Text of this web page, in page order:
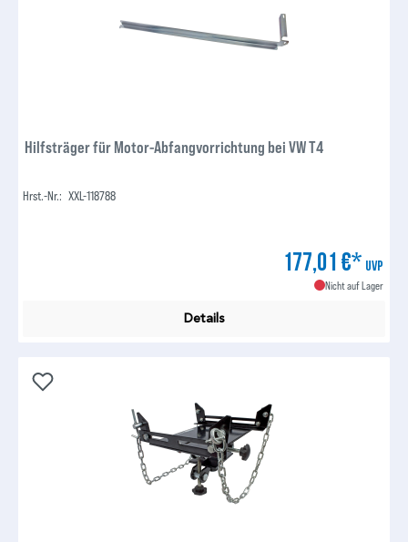
Hilfsträger für Motor-Abfangvorrichtung bei VW T4
Hrst.-Nr.: XXL-118788
177,01 €* UVP
Nicht auf Lager
Details